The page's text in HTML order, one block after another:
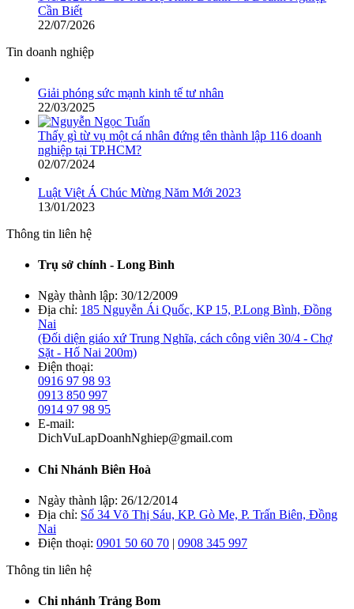
Cần Biết
22/07/2026
Tin doanh nghiệp
Giải phóng sức mạnh kinh tế tư nhân
22/03/2025
Thấy gì từ vụ một cá nhân đứng tên thành lập 116 doanh
nghiệp tại TP.HCM?
02/07/2024
Luật Việt Á Chúc Mừng Năm Mới 2023
13/01/2023
Thông tin liên hệ
Trụ sở chính - Long Bình
Ngày thành lập: 30/12/2009
Địa chỉ: 185 Nguyễn Ái Quốc, KP 15, P.Long Bình, Đồng
Nai
(Đối diện giáo xứ Trung Nghĩa, cách công viên 30/4 - Chợ
Sặt - Hố Nai 200m)
Điện thoại:
0916 97 98 93
0913 850 997
0914 97 98 95
E-mail:
DichVuLapDoanhNghiep@gmail.com
Chi Nhánh Biên Hoà
Ngày thành lập: 26/12/2014
Địa chỉ: Số 34 Võ Thị Sáu, KP. Gò Me, P. Trấn Biên, Đồng
Nai
Điện thoại: 0901 50 60 70 | 0908 345 997
Thông tin liên hệ
Chi nhánh Trảng Bom